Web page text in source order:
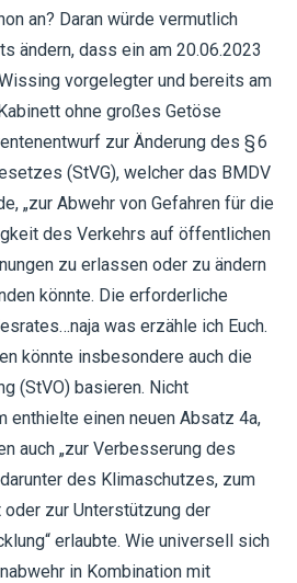
an? Daran würde vermutlich
ändern, dass ein am 20.06.2023
vorgelegter und bereits am
ohne großes Getöse
zur Änderung des § 6
(StVG), welcher das BMDV
„zur Abwehr von Gefahren für die
des Verkehrs auf öffentlichen
zu erlassen oder zu ändern
könnte. Die erforderliche
was erzähle ich Euch.
könnte insbesondere auch die
(StVO) basieren. Nicht
enthielte einen neuen Absatz 4a,
auch „zur Verbesserung des
des Klimaschutzes, zum
zur Unterstützung der
erlaubte. Wie universell sich
in Kombination mit